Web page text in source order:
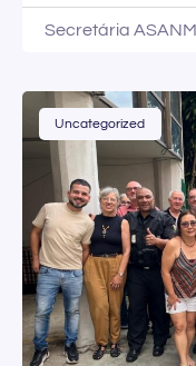
Secretária ASANM
Uncategorized